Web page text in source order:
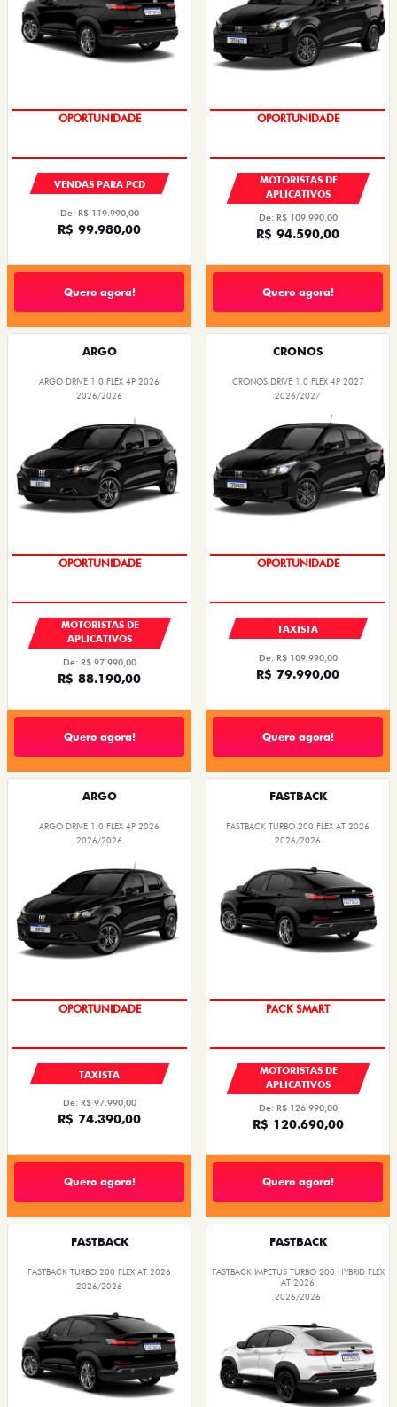
OPORTUNIDADE
VENDAS PARA PCD
De: R$ 119.990,00
R$ 99.980,00
Quero agora!
OPORTUNIDADE
MOTORISTAS DE
APLICATIVOS
De: R$ 109.990,00
R$ 94.590,00
Quero agora!
ARGO
ARGO DRIVE 1.0 FLEX 4P 2026
2026/2026
OPORTUNIDADE
MOTORISTAS DE
APLICATIVOS
De: R$ 97.990,00
R$ 88.190,00
Quero agora!
CRONOS
CRONOS DRIVE 1.0 FLEX 4P 2027
2026/2027
OPORTUNIDADE
TAXISTA
De: R$ 109.990,00
R$ 79.990,00
Quero agora!
ARGO
ARGO DRIVE 1.0 FLEX 4P 2026
2026/2026
OPORTUNIDADE
TAXISTA
De: R$ 97.990,00
R$ 74.390,00
Quero agora!
FASTBACK
FASTBACK TURBO 200 FLEX AT 2026
2026/2026
PACK SMART
MOTORISTAS DE
APLICATIVOS
De: R$ 126.990,00
R$ 120.690,00
Quero agora!
FASTBACK
FASTBACK TURBO 200 FLEX AT 2026
2026/2026
FASTBACK
FASTBACK IMPETUS TURBO 200 HYBRID FLEX
AT 2026
2026/2026